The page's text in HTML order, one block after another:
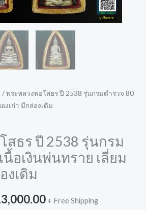
/ พระหลวงพ่อโสธร ปี 2538 รุ่นกรมตำรวจ 80
งเก่า มีกล่องเดิม
สธร ปี 2538 รุ่นกรม
นื้อเงินพ่นทราย เลี่ยม
งเดิม
+ Free Shipping